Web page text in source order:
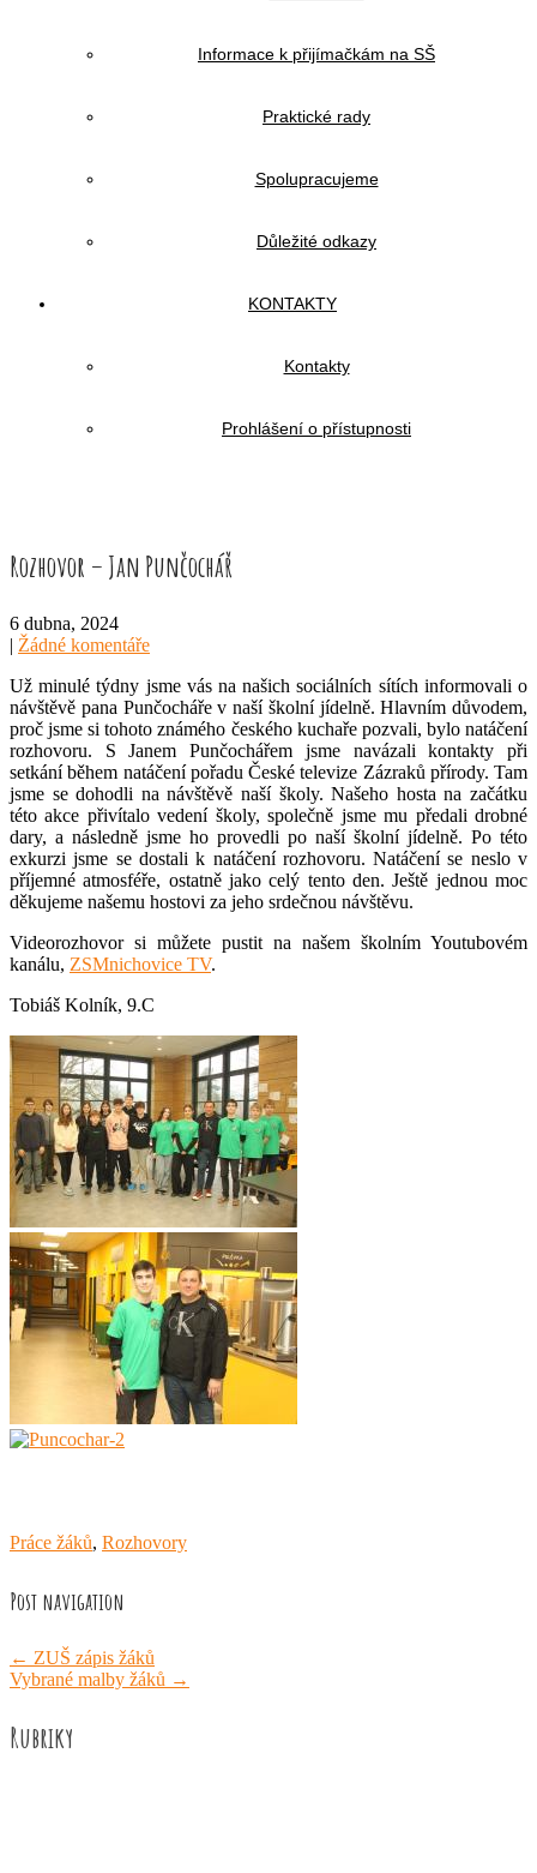
Informace k přijímačkám na SŠ
Praktické rady
Spolupracujeme
Důležité odkazy
KONTAKTY
Kontakty
Prohlášení o přístupnosti
Rozhovor – Jan Punčochář
6 dubna, 2024
| Žádné komentáře
Už minulé týdny jsme vás na našich sociálních sítích informovali o
návštěvě pana Punčocháře v naší školní jídelně. Hlavním důvodem,
proč jsme si tohoto známého českého kuchaře pozvali, bylo natáčení
rozhovoru. S Janem Punčochářem jsme navázali kontakty při
setkání během natáčení pořadu České televize Zázraků přírody. Tam
jsme se dohodli na návštěvě naší školy. Našeho hosta na začátku
této akce přivítalo vedení školy, společně jsme mu předali drobné
dary, a následně jsme ho provedli po naší školní jídelně. Po této
exkurzi jsme se dostali k natáčení rozhovoru. Natáčení se neslo v
příjemné atmosféře, ostatně jako celý tento den. Ještě jednou moc
děkujeme našemu hostovi za jeho srdečnou návštěvu.
Videorozhovor si můžete pustit na našem školním Youtubovém
kanálu, ZSMnichovice TV.
Tobiáš Kolník, 9.C
Práce žáků, Rozhovory
Post navigation
← ZUŠ zápis žáků
Vybrané malby žáků →
Rubriky